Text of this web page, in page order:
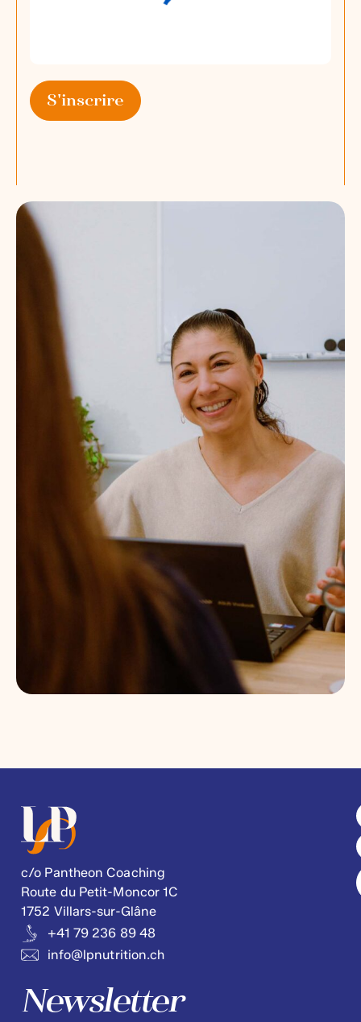
c/o Pantheon Coaching
Route du Petit-Moncor 1C
1752 Villars-sur-Glâne
+41 79 236 89 48
info@lpnutrition.ch
Newsletter